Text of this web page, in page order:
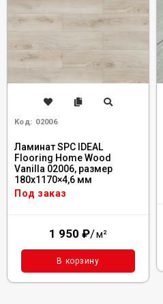
Код: 02006
Ламинат SPC IDEAL
Flooring Home Wood
Vanilla 02006, размер
180x1170×4,6 мм
Под заказ
1 950 ₽/м²
В корзину